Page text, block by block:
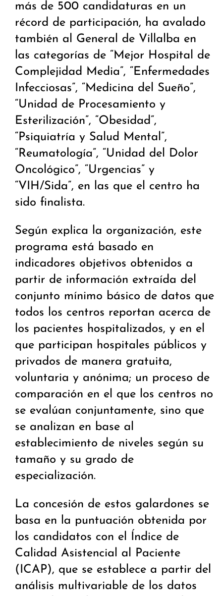
más de 500 candidaturas en un
récord de participación, ha avalado
también al General de Villalba en
las categorías de “Mejor Hospital de
Complejidad Media”, “Enfermedades
Infecciosas”, “Medicina del Sueño”,
“Unidad de Procesamiento y
Esterilización”, “Obesidad”,
“Psiquiatría y Salud Mental”,
“Reumatología”, “Unidad del Dolor
Oncológico”, “Urgencias” y
“VIH/Sida”, en las que el centro ha
sido finalista.
Según explica la organización, este
programa está basado en
indicadores objetivos obtenidos a
partir de información extraída del
conjunto mínimo básico de datos que
todos los centros reportan acerca de
los pacientes hospitalizados, y en el
que participan hospitales públicos y
privados de manera gratuita,
voluntaria y anónima; un proceso de
comparación en el que los centros no
se evalúan conjuntamente, sino que
se analizan en base al
establecimiento de niveles según su
tamaño y su grado de
especialización.
La concesión de estos galardones se
basa en la puntuación obtenida por
los candidatos con el Índice de
Calidad Asistencial al Paciente
(ICAP), que se establece a partir del
análisis multivariable de los datos